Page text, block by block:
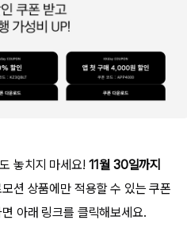
놓치지 마세요! 11월 30일까지
션 상품에만 적용할 수 있는 쿠폰
아래 링크를 클릭해보세요.